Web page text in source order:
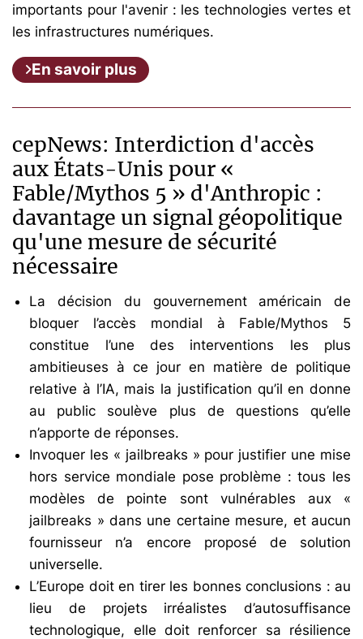
importants pour l'avenir : les technologies vertes et
les infrastructures numériques.
En savoir plus
cepNews: Interdiction d'accès
aux États-Unis pour «
Fable/Mythos 5 » d'Anthropic :
davantage un signal géopolitique
qu'une mesure de sécurité
nécessaire
La décision du gouvernement américain de
bloquer l’accès mondial à Fable/Mythos 5
constitue l’une des interventions les plus
ambitieuses à ce jour en matière de politique
relative à l’IA, mais la justification qu’il en donne
au public soulève plus de questions qu’elle
n’apporte de réponses.
Invoquer les « jailbreaks » pour justifier une mise
hors service mondiale pose problème : tous les
modèles de pointe sont vulnérables aux «
jailbreaks » dans une certaine mesure, et aucun
fournisseur n’a encore proposé de solution
universelle.
L’Europe doit en tirer les bonnes conclusions : au
lieu de projets irréalistes d’autosuffisance
technologique, elle doit renforcer sa résilience